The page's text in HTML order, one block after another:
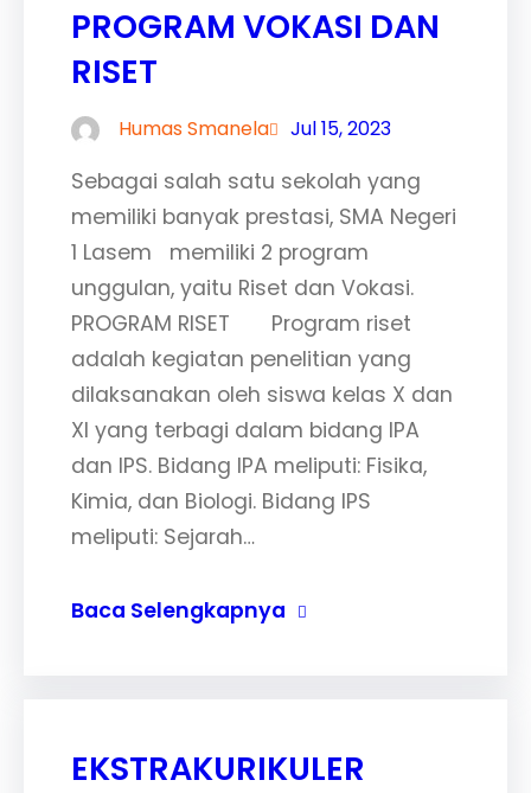
PROGRAM VOKASI DAN
RISET
Humas Smanela Jul 15, 2023
Sebagai salah satu sekolah yang
memiliki banyak prestasi, SMA Negeri
1 Lasem memiliki 2 program
unggulan, yaitu Riset dan Vokasi.
PROGRAM RISET Program riset
adalah kegiatan penelitian yang
dilaksanakan oleh siswa kelas X dan
XI yang terbagi dalam bidang IPA
dan IPS. Bidang IPA meliputi: Fisika,
Kimia, dan Biologi. Bidang IPS
meliputi: Sejarah…
Baca Selengkapnya
EKSTRAKURIKULER